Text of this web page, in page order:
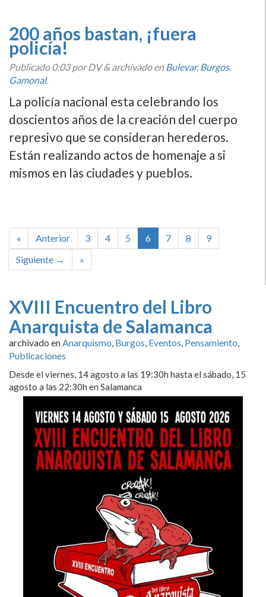
200 años bastan, ¡fuera
policía!
Publicado0:03por DV&archivado enBulevar, Burgos,
Gamonal.
La policía nacional esta celebrando los
doscientos años de la creación del cuerpo
represivo que se consideran herederos.
Están realizando actos de homenaje a si
mismos en las ciudades y pueblos.
« Anterior 3 4 5 6 7 8
9
Siguiente →
»
XVIII Encuentro del Libro
Anarquista de Salamanca
archivado enAnarquismo, Burgos, Eventos, Pensamiento,
Publicaciones
Desde el viernes, 14 agosto a las 19:30h hasta el sábado, 15
agosto a las 22:30h en Salamanca